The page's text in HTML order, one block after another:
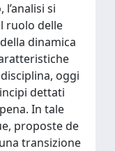
si
ruolo delle
dinamica
oggi
dettati
In tale
proposte de
transizione